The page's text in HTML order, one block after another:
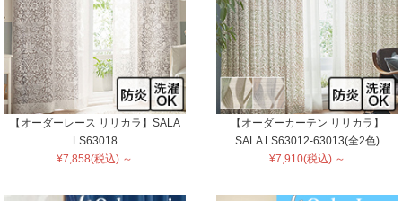
【オーダーレース リリカラ】SALA
LS63018
¥7,858(税込) ～
【オーダーカーテン リリカラ】
SALA LS63012-63013(全2色)
¥7,910(税込) ～